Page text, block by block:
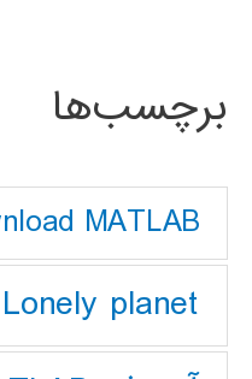
برچسب‌ها
MATLAB
Lonely planet